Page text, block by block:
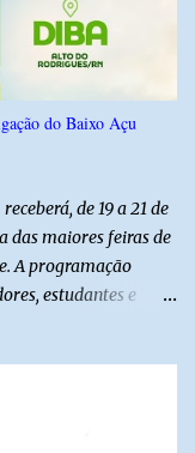
do Baixo Açu
de 19 a 21 de
das maiores feiras de
A programação
estudantes e
das atividades
No dia 20 de
humor com Mução,